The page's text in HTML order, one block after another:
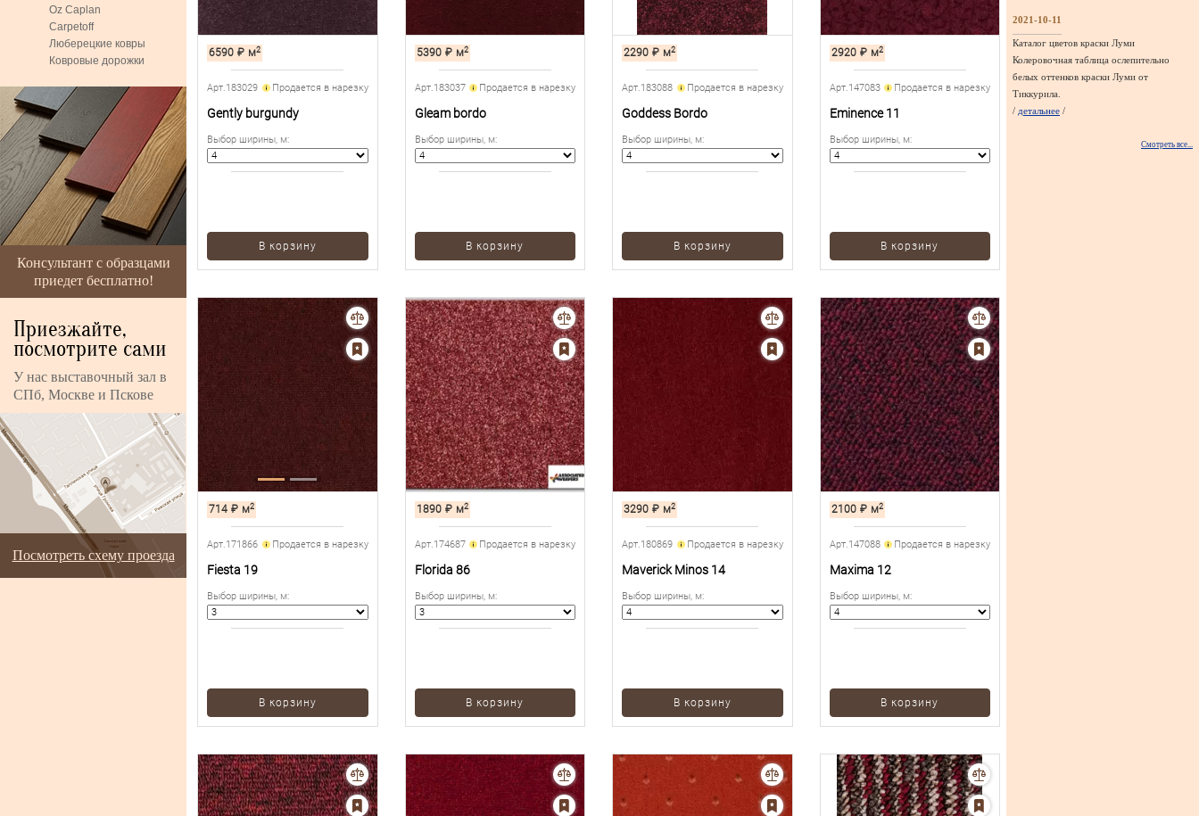
Oz Caplan
Carpetoff
Люберецкие ковры
Ковровые дорожки
Консультант с образцами
приедет бесплатно!
Приезжайте,
посмотрите сами
У нас выставочный зал в
СПб, Москве и Пскове
Посмотреть схему проезда
6590 ₽ м2
Арт.183029 Продается в нарезку
Gently burgundy
Выбор ширины, м:
В корзину
5390 ₽ м2
Арт.183037 Продается в нарезку
Gleam bordo
Выбор ширины, м:
В корзину
2290 ₽ м2
Арт.183088 Продается в нарезку
Goddess Bordo
Выбор ширины, м:
В корзину
2920 ₽ м2
Арт.147083 Продается в нарезку
Eminence 11
Выбор ширины, м:
В корзину
714 ₽ м2
Арт.171866 Продается в нарезку
Fiesta 19
Выбор ширины, м:
В корзину
1890 ₽ м2
Арт.174687 Продается в нарезку
Florida 86
Выбор ширины, м:
В корзину
3290 ₽ м2
Арт.180869 Продается в нарезку
Maverick Minos 14
Выбор ширины, м:
В корзину
2100 ₽ м2
Арт.147088 Продается в нарезку
Maxima 12
Выбор ширины, м:
В корзину
2021-10-11
Каталог цветов краски Луми
Колеровочная таблица ослепительно
белых оттенков краски Луми от
Тиккурила.
/ детальнее /
Смотреть все...